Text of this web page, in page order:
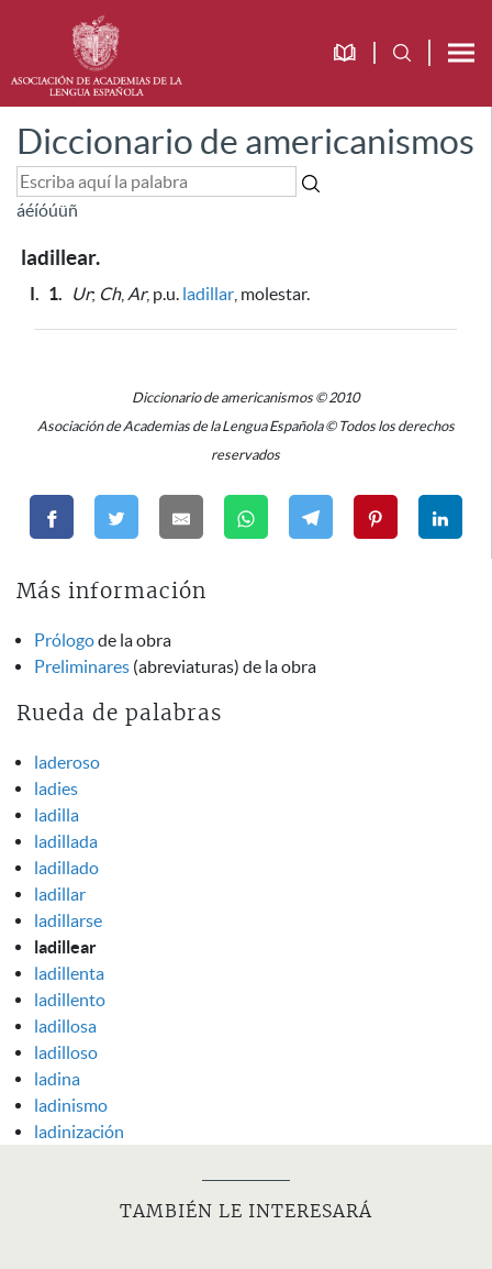
Diccionario de americanismos
áéíóúüñ
ladillear.
I. 1. Ur; Ch, Ar, p.u. ladillar , molestar.
Diccionario de americanismos © 2010
Asociación de Academias de la Lengua Española © Todos los derechos
reservados
Más información
Prólogode la obra
Preliminares (abreviaturas) de la obra
Rueda de palabras
laderoso
ladies
ladilla
ladillada
ladillado
ladillar
ladillarse
ladillear
ladillenta
ladillento
ladillosa
ladilloso
ladina
ladinismo
ladinización
TAMBIÉN LE INTERESARÁ